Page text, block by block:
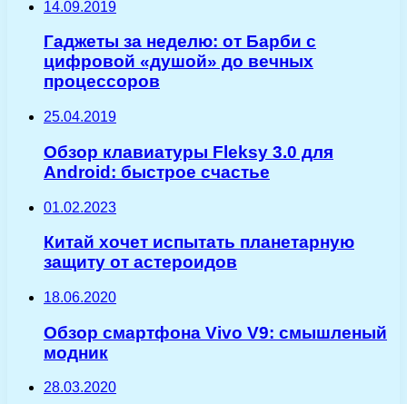
14.09.2019
Гаджеты за неделю: от Барби с
цифровой «душой» до вечных
процессоров
25.04.2019
Обзор клавиатуры Fleksy 3.0 для
Android: быстрое счастье
01.02.2023
Китай хочет испытать планетарную
защиту от астероидов
18.06.2020
Обзор смартфона Vivo V9: смышленый
модник
28.03.2020